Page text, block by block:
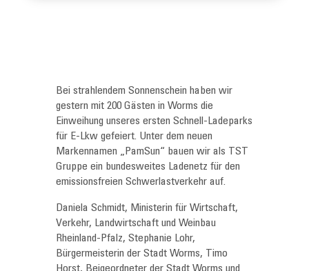
Bei strahlendem Sonnenschein haben wir
gestern mit 200 Gästen in Worms die
Einweihung unseres ersten Schnell-Ladeparks
für E-Lkw gefeiert. Unter dem neuen
Markennamen „PamSun“ bauen wir als TST
Gruppe ein bundesweites Ladenetz für den
emissionsfreien Schwerlastverkehr auf.
Daniela Schmidt, Ministerin für Wirtschaft,
Verkehr, Landwirtschaft und Weinbau
Rheinland-Pfalz, Stephanie Lohr,
Bürgermeisterin der Stadt Worms, Timo
Horst, Beigeordneter der Stadt Worms und